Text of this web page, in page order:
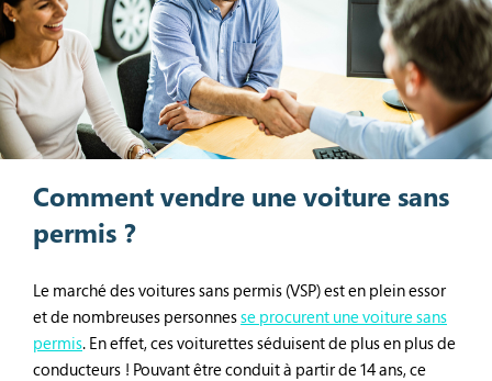
Comment vendre une voiture sans
permis ?
Le marché des voitures sans permis (VSP) est en plein essor
et de nombreuses personnesse procurent une voiture sans
permis. En effet, ces voiturettes séduisent de plus en plus de
conducteurs ! Pouvant être conduit à partir de 14 ans, ce